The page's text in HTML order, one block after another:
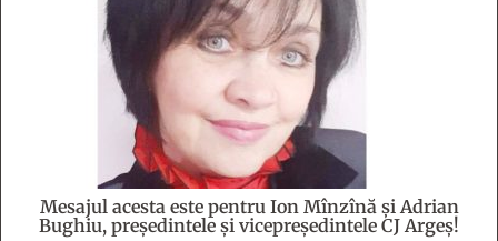
Mesajul acesta este pentru Ion Mînzînă şi Adrian
Bughiu, preşedintele şi vicepreşedintele CJ Argeş!